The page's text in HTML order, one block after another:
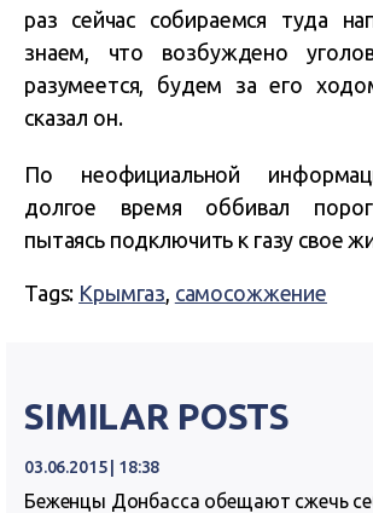
раз сейчас собираемся туда
знаем, что возбуждено
разумеется, будем за его
сказал он.
По неофициальной
долгое время оббивал
пытаясь подключить к газу свое
Tags: Крымгаз, самосожжение
SIMILAR POSTS
03.06.2015 | 18:38
Беженцы Донбасса обещают сжечь